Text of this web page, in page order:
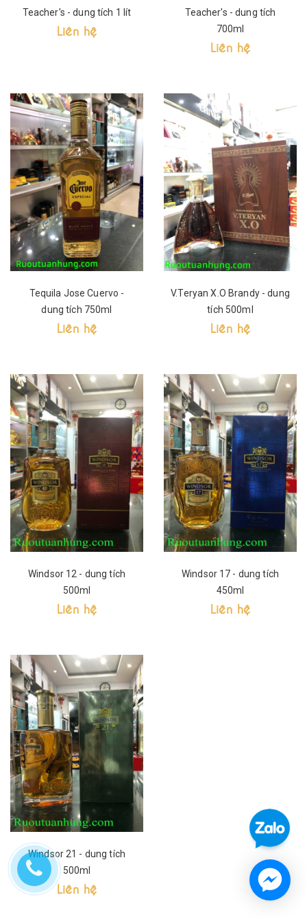
Teacher's - dung tích 1 lít
Liên hệ
Teacher's - dung tích
700ml
Liên hệ
Tequila Jose Cuervo -
dung tích 750ml
Liên hệ
V.Teryan X.O Brandy - dung
tích 500ml
Liên hệ
Windsor 12 - dung tích
500ml
Liên hệ
Windsor 17 - dung tích
450ml
Liên hệ
Windsor 21 - dung tích
500ml
Liên hệ